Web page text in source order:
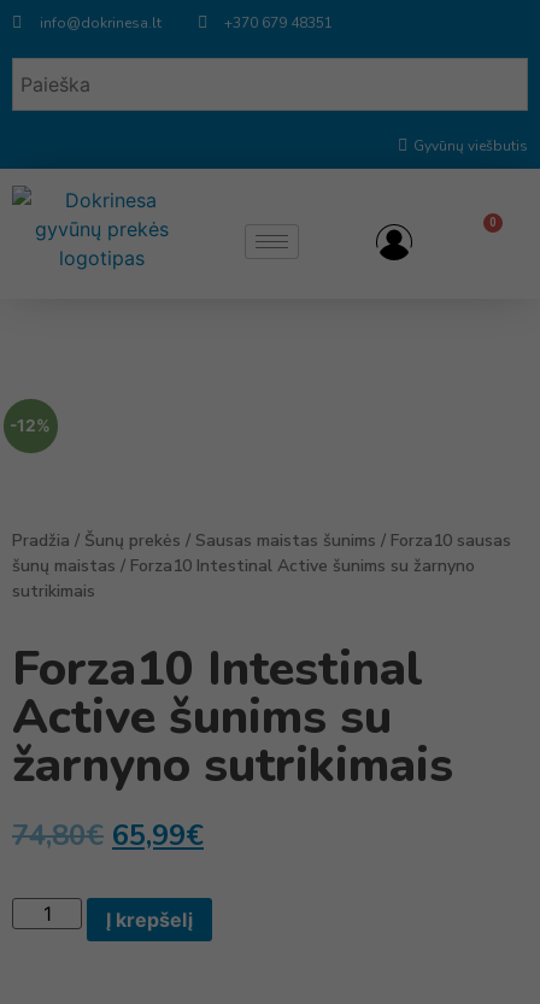
info@dokrinesa.lt +370 679 48351
Gyvūnų viešbutis
0
-12%
Pradžia / Šunų prekės / Sausas maistas šunims / Forza10 sausas
šunų maistas / Forza10 Intestinal Active šunims su žarnyno
sutrikimais
Forza10 Intestinal
Active šunims su
žarnyno sutrikimais
74,80€ 65,99€
Į krepšelį